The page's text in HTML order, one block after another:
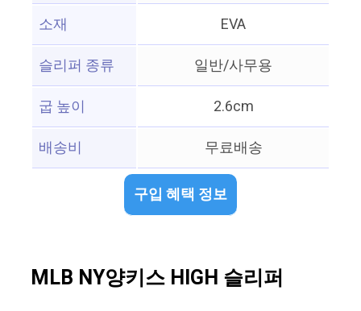
소재
EVA
슬리퍼 종류
일반/사무용
굽 높이
2.6cm
배송비
무료배송
구입 혜택 정보
MLB NY양키스 HIGH 슬리퍼